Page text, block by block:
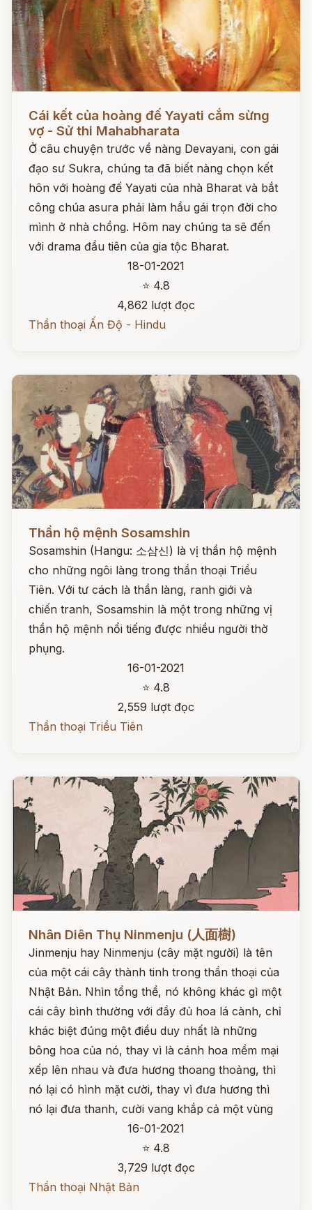
Cái kết của hoàng đế Yayati cắm sừng
vợ - Sử thi Mahabharata
Ở câu chuyện trước về nàng Devayani, con gái
đạo sư Sukra, chúng ta đã biết nàng chọn kết
hôn với hoàng đế Yayati của nhà Bharat và bắt
công chúa asura phải làm hầu gái trọn đời cho
mình ở nhà chồng. Hôm nay chúng ta sẽ đến
với drama đầu tiên của gia tộc Bharat.
18-01-2021
⭐ 4.8
4,862 lượt đọc
Thần thoại Ấn Độ - Hindu
Đọc ngay
Thần hộ mệnh Sosamshin
Sosamshin (Hangu: 소삼신) là vị thần hộ mệnh
cho những ngôi làng trong thần thoại Triều
Tiên. Với tư cách là thần làng, ranh giới và
chiến tranh, Sosamshin là một trong những vị
thần hộ mệnh nổi tiếng được nhiều người thờ
phụng.
16-01-2021
⭐ 4.8
2,559 lượt đọc
Thần thoại Triều Tiên
Nhân Diên Thụ Ninmenju (人面樹)
Jinmenju hay Ninmenju (cây mặt người) là tên
của một cái cây thành tinh trong thần thoại của
Nhật Bản. Nhìn tổng thể, nó không khác gì một
cái cây bình thường với đầy đủ hoa lá cành, chỉ
khác biệt đúng một điều duy nhất là những
bông hoa của nó, thay vì là cánh hoa mềm mại
xếp lên nhau và đưa hương thoang thoảng, thì
nó lại có hình mặt cười, thay vì đưa hương thì
nó lại đưa thanh, cười vang khắp cả một vùng
16-01-2021
⭐ 4.8
3,729 lượt đọc
Thần thoại Nhật Bản